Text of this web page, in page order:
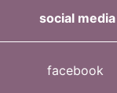
social media
facebook